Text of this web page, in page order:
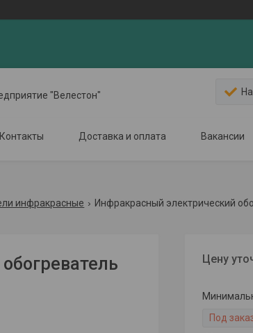
"Велестон"
Контакты Доставка и оплата Вакансии
инфракрасные Инфракрасный электрический
Цену
Под